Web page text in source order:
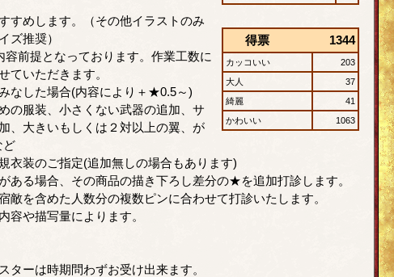
得票 1344
カッコいい
203
大人
37
綺麗
41
かわいい
1063
すめします。（その他イラストのみ
ズ推奨）
前提となっております。作業工数に
ていただきます。
なした場合(内容により＋★0.5～)
の服装、小さくない武器の追加、サ
、大きいもしくは２対以上の翼、が
ど
衣装のご指定(追加無しの場合もあります)
ある場合、その商品の描き下ろし差分の★を追加打診します。
敵を含めた人数分の複数ピンに合わせて打診いたします。
容や描写量によります。
ターは時期問わずお受け出来ます。